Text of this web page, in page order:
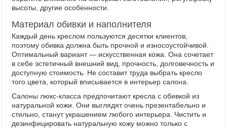
высоты, другие особенности.
Материал обивки и наполнителя
Каждый день креслом пользуются десятки клиентов,
поэтому обивка должна быть прочной и износоустойчивой.
Оптимальный вариант — искусственная кожа. Она сочетает
в себе эстетичный внешний вид, прочность, долговечность и
доступную стоимость. Не составит труда выбрать кресло
того цвета, который вписывается в интерьер салона.
Салоны люкс-класса предпочитают кресла с обивкой из
натуральной кожи. Они выглядят очень презентабельно и
стильно, станут украшением любого интерьера. Чистить и
дезинфицировать натуральную кожу можно только с